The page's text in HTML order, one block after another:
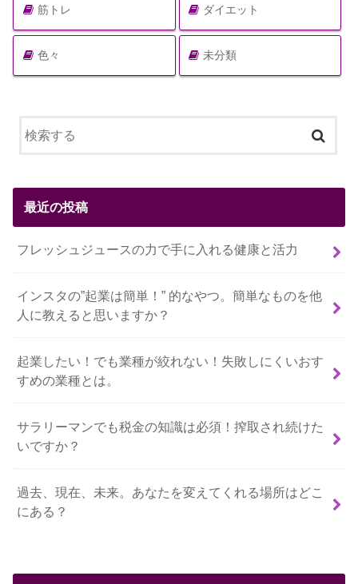
筋トレ ダイエット
色々 未分類
最近の投稿
フレッシュジュースの力で手に入れる健康と活力
インスタの”起業は簡単！” 的なやつ。簡単なものを他
人に教えると思いますか？
起業したい！でも業種が絞れない！失敗しにくいおす
すめの業種とは。
サラリーマンでも税金の知識は必須！搾取され続けた
いですか？
過去、現在、未来。あなたを変えてくれる場所はどこ
にある？